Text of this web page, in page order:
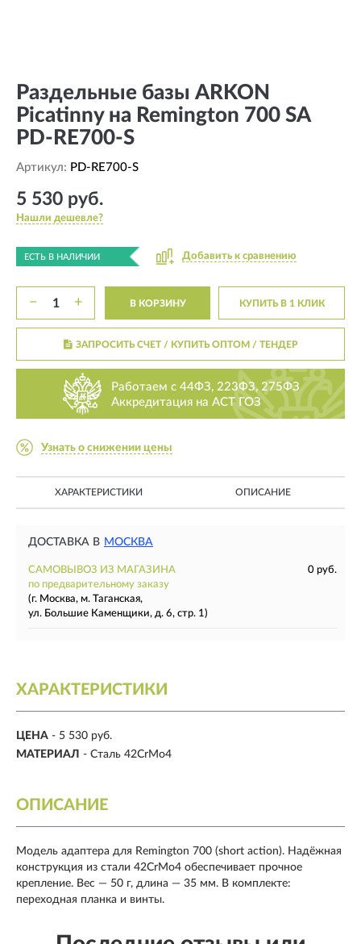
Раздельные базы ARKON
Picatinny на Remington 700 SA
PD-RE700-S
Артикул: PD-RE700-S
5 530 руб.
Нашли дешевле?
ЕСТЬ В НАЛИЧИИ Добавить к сравнению
− + В КОРЗИНУ КУПИТЬ В 1 КЛИК
ЗАПРОСИТЬ СЧЕТ / КУПИТЬ ОПТОМ/ ТЕНДЕР
Работаем с 44ФЗ, 223ФЗ, 275ФЗ
Аккредитация на АСТ ГОЗ
Узнать о снижении цены
ХАРАКТЕРИСТИКИ ОПИСАНИЕ
ДОСТАВКА В МОСКВА
САМОВЫВОЗ ИЗ МАГАЗИНА
0 руб.
по предварительному заказу
(г. Москва, м. Таганская,
ул. Большие Каменщики, д. 6, стр. 1)
ХАРАКТЕРИСТИКИ
ЦЕНА - 5 530 руб.
МАТЕРИАЛ - Сталь 42CrMo4
ОПИСАНИЕ
Модель адаптера для Remington 700 (short action). Надёжная
конструкция из стали 42CrMo4 обеспечивает прочное
крепление. Вес — 50 г, длина — 35 мм. В комплекте:
переходная планка и винты.